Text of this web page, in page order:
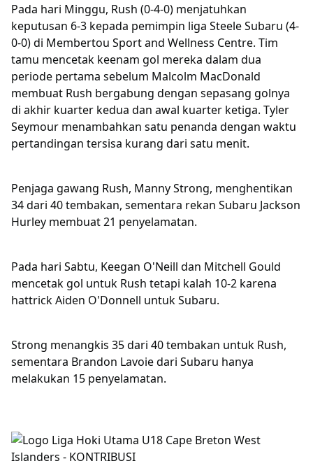
Pada hari Minggu, Rush (0-4-0) menjatuhkan
keputusan 6-3 kepada pemimpin liga Steele Subaru (4-
0-0) di Membertou Sport and Wellness Centre. Tim
tamu mencetak keenam gol mereka dalam dua
periode pertama sebelum Malcolm MacDonald
membuat Rush bergabung dengan sepasang golnya
di akhir kuarter kedua dan awal kuarter ketiga. Tyler
Seymour menambahkan satu penanda dengan waktu
pertandingan tersisa kurang dari satu menit.
Penjaga gawang Rush, Manny Strong, menghentikan
34 dari 40 tembakan, sementara rekan Subaru Jackson
Hurley membuat 21 penyelamatan.
Pada hari Sabtu, Keegan O'Neill dan Mitchell Gould
mencetak gol untuk Rush tetapi kalah 10-2 karena
hattrick Aiden O'Donnell untuk Subaru.
Strong menangkis 35 dari 40 tembakan untuk Rush,
sementara Brandon Lavoie dari Subaru hanya
melakukan 15 penyelamatan.